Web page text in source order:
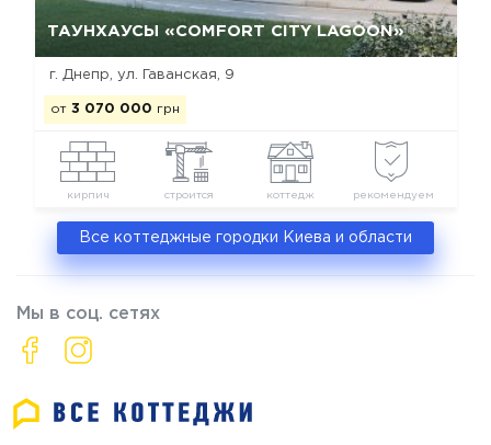
ТАУНХАУСЫ «COMFORT CITY LAGOON»
г. Днепр, ул. Гаванская, 9
от 3 070 000 грн
кирпич строится коттедж рекомендуем
Да, удалить
Все коттеджные городки Киева и области
Мы в соц. сетях